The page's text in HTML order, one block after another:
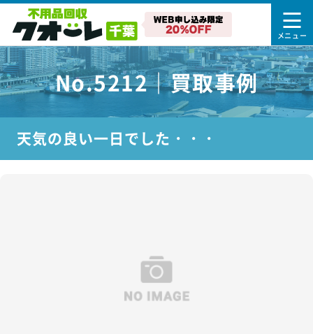
No.5212｜買取事例
天気の良い一日でした・・・